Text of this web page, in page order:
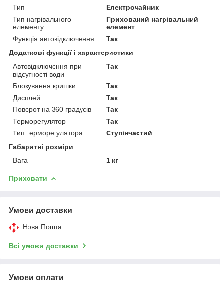
Тип
Електрочайник
Тип нагрівального
елементу
Прихований нагрівальний
елемент
Функція автовідключення
Так
Додаткові функції і характеристики
Автовідключення при
відсутності води
Так
Блокування кришки
Так
Дисплей
Так
Поворот на 360 градусів
Так
Терморегулятор
Так
Тип терморегулятора
Ступінчастий
Габаритні розміри
Вага
1 кг
Приховати
Умови доставки
Нова Пошта
Всі умови доставки
Умови оплати